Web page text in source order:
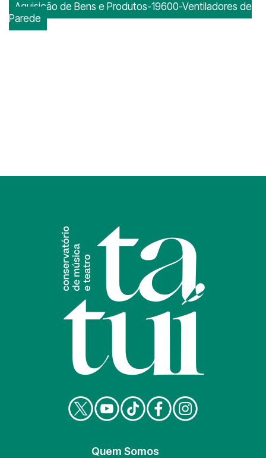
Aquisição de Bens e Produtos-19600-Ventiladores de
Parede
Quem Somos